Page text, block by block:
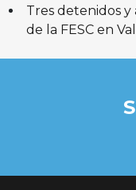
Tres detenidos y
de la FESC en